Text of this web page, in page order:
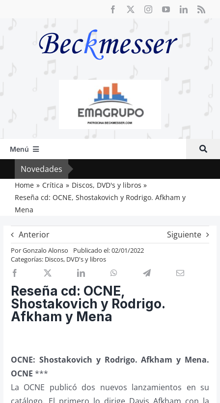
Menú
Inicio
Actual
Artículos
Previos de ópera
Entrevistas
Recomendación
Nosotros y privacidad
Buscar:
Novedades
Home Crítica
Discos, DVD's y libros
Reseña cd: OCNE, Shostakovich y Rodrigo. Afkham y
Mena
Anterior Siguiente
PorGonzalo Alonso
Publicado el: 02/01/2022
Categorías: Discos, DVD's y libros
Reseña cd: OCNE,
Shostakovich y Rodrigo.
Afkham y Mena
OCNE: Shostakovich y Rodrigo. Afkham y Mena.
OCNE ***
La OCNE publicó dos nuevos lanzamientos en su